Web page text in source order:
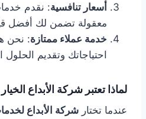
أسعار تنافسية: نقدم
معقولة تضمن لك أفضل
خدمة عملاء ممتازة: نحن
احتياجاتك وتقديم الحلول
لماذا تعتبر شركة الأبداع
عندما تختار شركة الأبداع